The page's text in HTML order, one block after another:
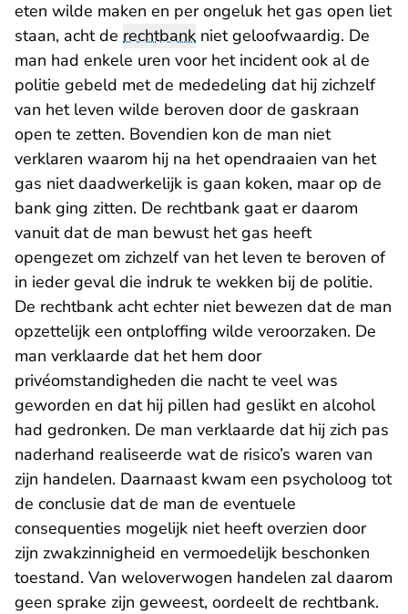
eten wilde maken en per ongeluk het gas open liet
staan, acht de rechtbank niet geloofwaardig. De
man had enkele uren voor het incident ook al de
politie gebeld met de mededeling dat hij zichzelf
van het leven wilde beroven door de gaskraan
open te zetten. Bovendien kon de man niet
verklaren waarom hij na het opendraaien van het
gas niet daadwerkelijk is gaan koken, maar op de
bank ging zitten. De rechtbank gaat er daarom
vanuit dat de man bewust het gas heeft
opengezet om zichzelf van het leven te beroven of
in ieder geval die indruk te wekken bij de politie.
De rechtbank acht echter niet bewezen dat de man
opzettelijk een ontploffing wilde veroorzaken. De
man verklaarde dat het hem door
privéomstandigheden die nacht te veel was
geworden en dat hij pillen had geslikt en alcohol
had gedronken. De man verklaarde dat hij zich pas
naderhand realiseerde wat de risico’s waren van
zijn handelen. Daarnaast kwam een psycholoog tot
de conclusie dat de man de eventuele
consequenties mogelijk niet heeft overzien door
zijn zwakzinnigheid en vermoedelijk beschonken
toestand. Van weloverwogen handelen zal daarom
geen sprake zijn geweest, oordeelt de rechtbank.